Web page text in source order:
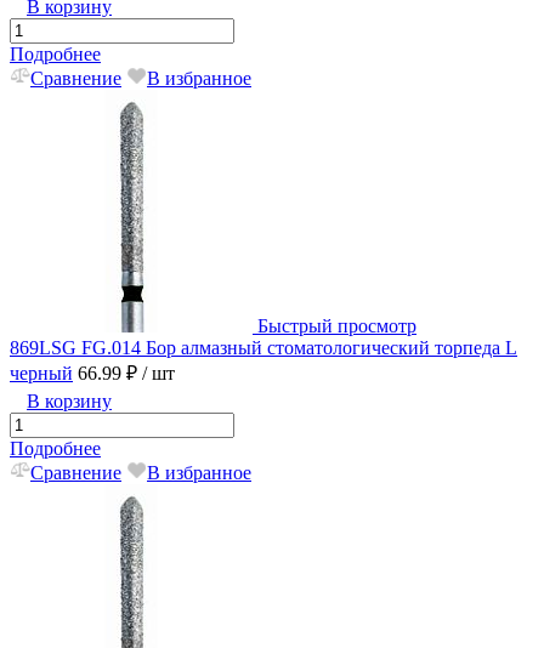
В корзину
Подробнее
Сравнение
В избранное
Быстрый просмотр
869LSG FG.014 Бор алмазный стоматологический торпеда L
черный 66.99 ₽ / шт
В корзину
Подробнее
Сравнение
В избранное